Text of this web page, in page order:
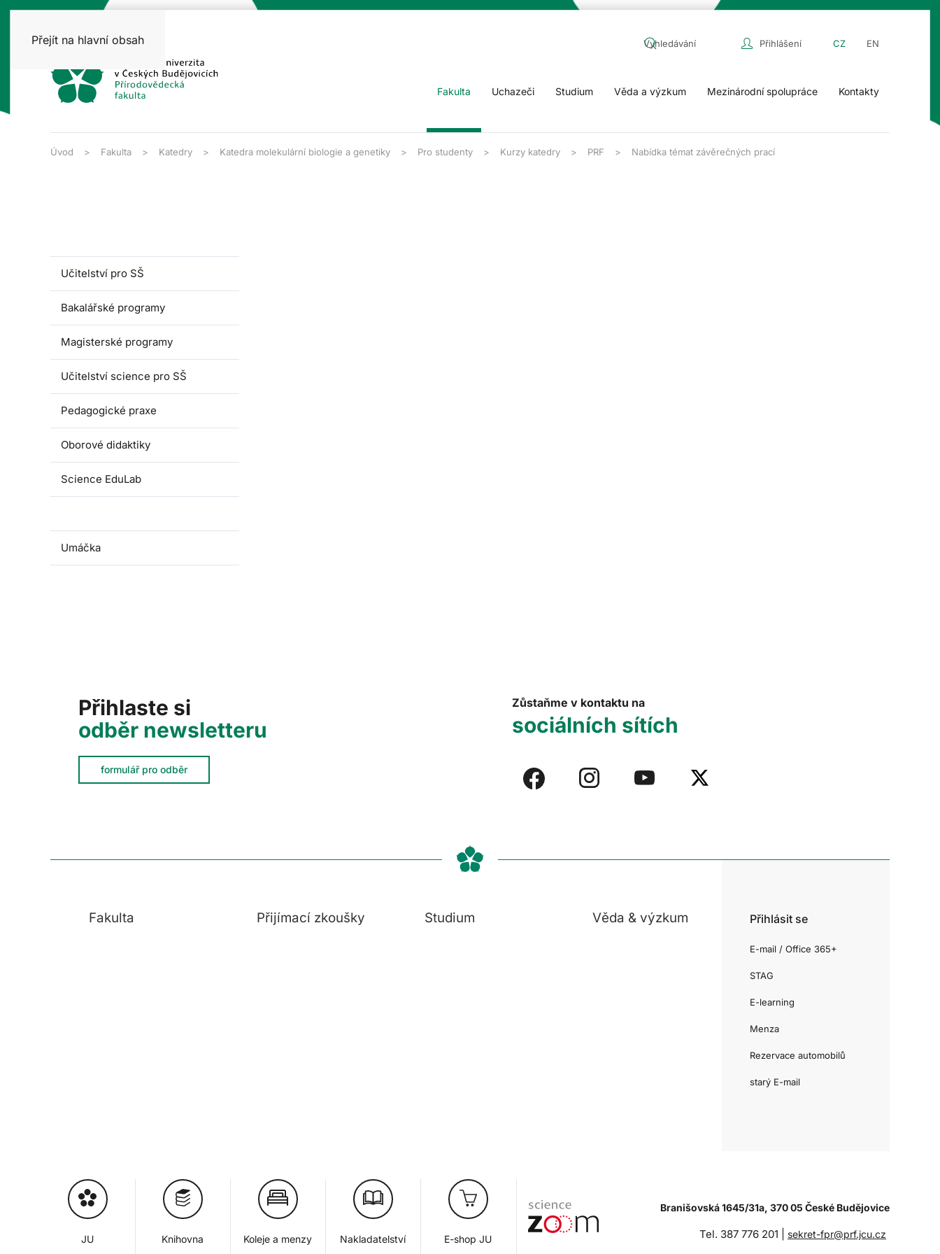
Přejít na hlavní obsah Přihlášení CZ EN
Fakulta Uchazeči Studium Věda a výzkum Mezinárodní spolupráce Kontakty
Úvod Fakulta Katedry Katedra molekulární biologie a genetiky Pro studenty Kurzy katedry PRF Nabídka témat závěrečných prací
Učitelství pro SŠ
Bakalářské programy
Magisterské programy
Učitelství science pro SŠ
Pedagogické praxe
Oborové didaktiky
Science EduLab
Umáčka
Přihlaste si
odběr newsletteru
formulář pro odběr
Zůstaňme v kontaktu na
sociálních sítích
Fakulta Přijímací zkoušky Studium Věda & výzkum Přihlásit se
E-mail / Office 365+
STAG
E-learning
Menza
Rezervace automobilů
starý E-mail
JU Knihovna Koleje a menzy Nakladatelství E-shop JU
Branišovská 1645/31a, 370 05 České Budějovice
Tel. 387 776 201 | sekret-fpr@prf.jcu.cz